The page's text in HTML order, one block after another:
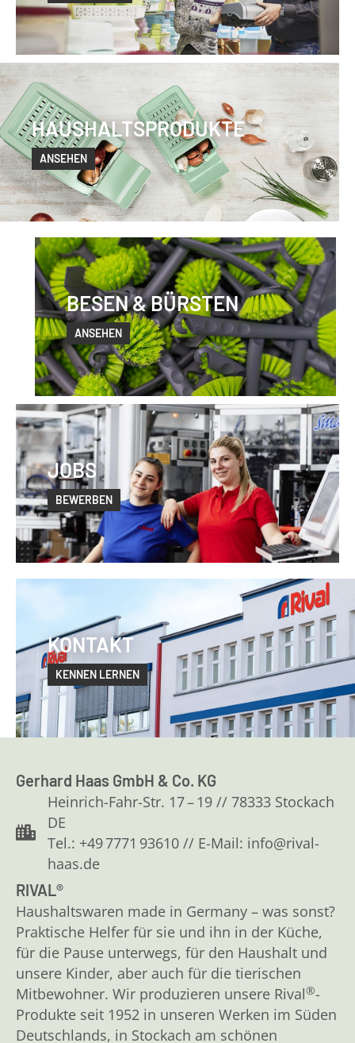
HAUSHALTSPRODUKTE
ANSEHEN
BESEN & BÜRSTEN
ANSEHEN
JOBS
BEWERBEN
KONTAKT
KENNEN LERNEN
Gerhard Haas GmbH & Co. KG
Heinrich-Fahr-Str. 17 – 19 // 78333 Stockach
DE
Tel.: +49 7771 93610 // E-Mail: info@rival-
haas.de
RIVAL®
Haushaltswaren made in Germany – was sonst?
Praktische Helfer für sie und ihn in der Küche,
für die Pause unterwegs, für den Haushalt und
unsere Kinder, aber auch für die tierischen
Mitbewohner. Wir produzieren unsere Rival®-
Produkte seit 1952 in unseren Werken im Süden
Deutschlands, in Stockach am schönen